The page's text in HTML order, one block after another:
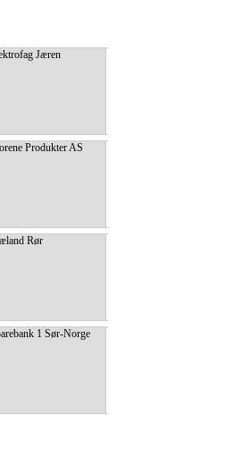
Elektrofag Jæren
Morene Produkter AS
Mæland Rør
Sparebank 1 Sør-Norge